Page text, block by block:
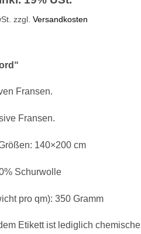
zzgl. Versandkosten
Fransen.
Fransen.
140×200 cm
Schurwolle
pro qm): 350 Gramm
Etikett ist lediglich chemische